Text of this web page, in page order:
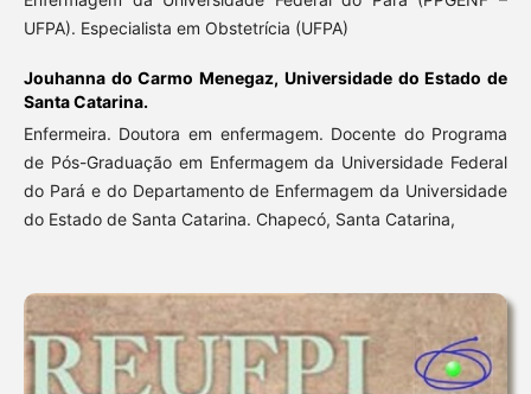
UFPA). Especialista em Obstetrícia (UFPA)
Jouhanna do Carmo Menegaz, Universidade do Estado de
Santa Catarina.
Enfermeira. Doutora em enfermagem. Docente do Programa
de Pós-Graduação em Enfermagem da Universidade Federal
do Pará e do Departamento de Enfermagem da Universidade
do Estado de Santa Catarina. Chapecó, Santa Catarina,